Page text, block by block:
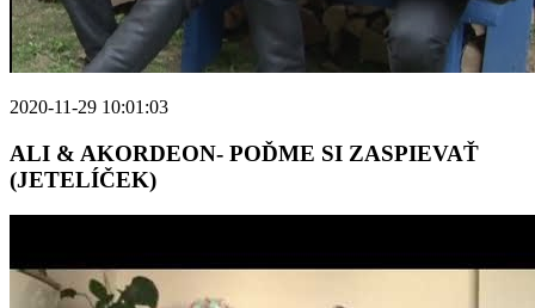
2020-11-29 10:01:03
ALI & AKORDEON- POĎME SI ZASPIEVAŤ
(JETELÍČEK)